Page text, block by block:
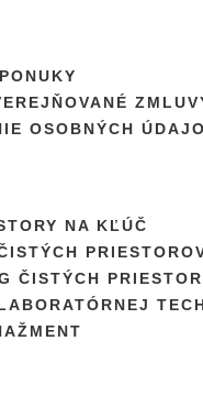
OSOBNÝCH
NA KĽÚČ
ČISTÝCH